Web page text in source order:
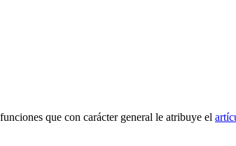
que con carácter general le atribuye el